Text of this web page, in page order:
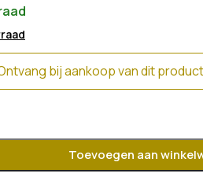
bij aankoop van dit
Toevoegen aan